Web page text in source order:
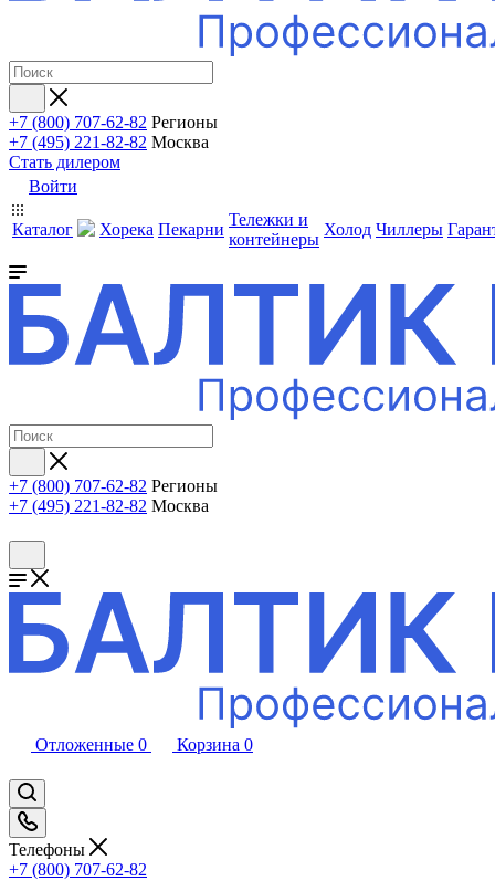
+7 (800) 707-62-82 Регионы
+7 (495) 221-82-82 Москва
Стать дилером
Войти
Каталог Хорека Пекарни
Тележки и
контейнеры
Холод Чиллеры
+7 (800) 707-62-82 Регионы
+7 (495) 221-82-82 Москва
Отложенные 0 Корзина 0
Телефоны
+7 (800) 707-62-82